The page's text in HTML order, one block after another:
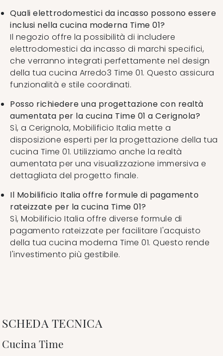
Quali elettrodomestici da incasso possono essere
inclusi nella cucina moderna Time 01?
Il negozio offre la possibilità di includere
elettrodomestici da incasso di marchi specifici,
che verranno integrati perfettamente nel design
della tua cucina Arredo3 Time 01. Questo assicura
funzionalità e stile coordinati.
Posso richiedere una progettazione con realtà
aumentata per la cucina Time 01 a Cerignola?
Sì, a Cerignola, Mobilificio Italia mette a
disposizione esperti per la progettazione della tua
cucina Time 01. Utilizziamo anche la realtà
aumentata per una visualizzazione immersiva e
dettagliata del progetto finale.
Il Mobilificio Italia offre formule di pagamento
rateizzate per la cucina Time 01?
Sì, Mobilificio Italia offre diverse formule di
pagamento rateizzate per facilitare l'acquisto
della tua cucina moderna Time 01. Questo rende
l'investimento più gestibile.
SCHEDA TECNICA
Cucina Time